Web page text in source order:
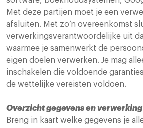
Met deze partijen moet je een
afsluiten. Met zo’n overeenkomst
verwerkingsverantwoordelijke uit
waarmee je samenwerkt de
eigen doelen verwerken. Je mag
inschakelen die voldoende
de wettelijke vereisten voldoen.
Overzicht gegevens en verwerking
Breng in kaart welke gegevens je